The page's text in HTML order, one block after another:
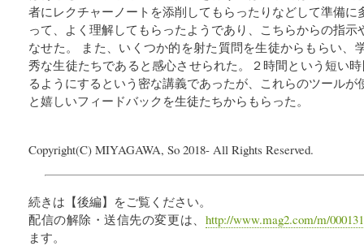
者にレクチャーノートを添削してもらったりなどして準備に
って、よく理解してもらったようであり、こちらからの指
なせた。 また、いくつか的を射た質問を生徒からもらい、
秀な生徒たちであると感心させられた。２時間という短い
るようにするという密な講義であったが、これらのツール
と嬉しいフィードバックを生徒たちからもらった。
Copyright(C) MIYAGAWA, So 2018- All Rights Reserved.
続きは【後編】をご覧ください。
配信の解除・送信先の変更は、 http://www.mag2.com/m/
ます。